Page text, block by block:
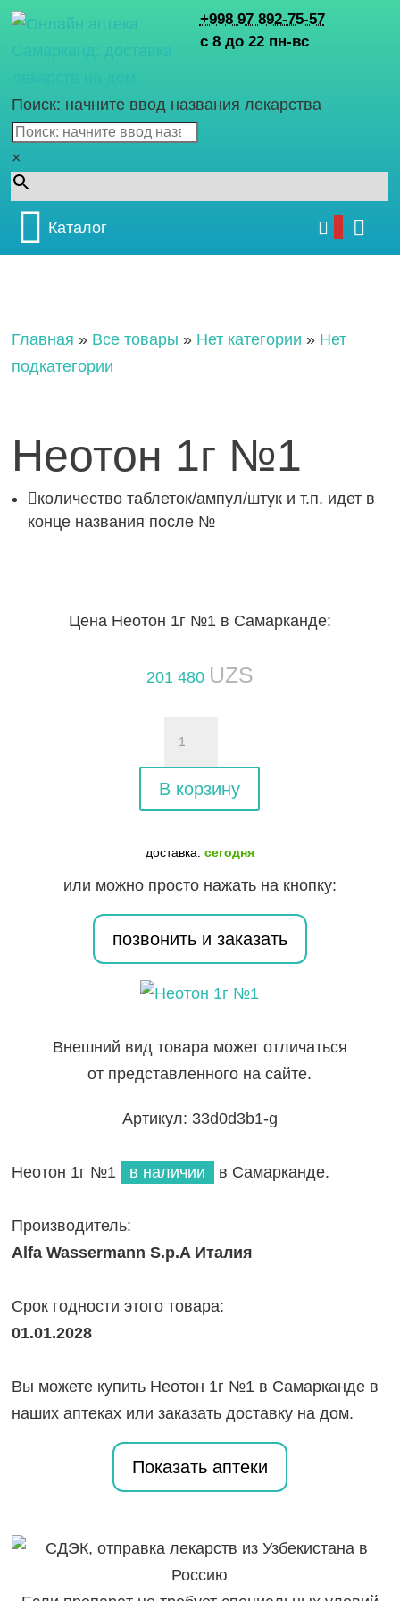
+998 97 892-75-57
с 8 до 22 пн-вс
Поиск: начните ввод названия лекарства
×
Каталог
Главная » Все товары » Нет категории » Нет
подкатегории
Неотон 1г №1
количество таблеток/ампул/штук и т.п. идет в
конце названия после №
Цена Неотон 1г №1 в Самарканде:
201 480 UZS
Неотон
1г
В корзину
доставка: сегодня
или можно просто нажать на кнопку:
позвонить и заказать
Внешний вид товара может отличаться
от представленного на сайте.
Артикул: 33d0d3b1-g
Неотон 1г №1 в наличии в Самарканде.
Производитель:
Alfa Wassermann S.p.A Италия
Срок годности этого товара:
01.01.2028
Вы можете купить Неотон 1г №1 в Самарканде в
наших аптеках или заказать доставку на дом.
Показать аптеки